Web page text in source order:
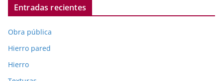
Entradas recientes
Obra pública
Hierro pared
Hierro